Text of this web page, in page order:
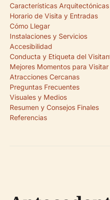
Características Arquitectónicas
Horario de Visita y Entradas
Cómo Llegar
Instalaciones y Servicios
Accesibilidad
Conducta y Etiqueta del
Mejores Momentos para Visitar
Atracciones Cercanas
Preguntas Frecuentes
Visuales y Medios
Resumen y Consejos Finales
Referencias